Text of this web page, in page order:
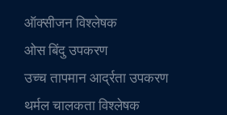
ऑक्सीजन विश्लेषक
ओस बिंदु उपकरण
उच्च तापमान आर्द्रता उपकरण
थर्मल चालकता विश्लेषक